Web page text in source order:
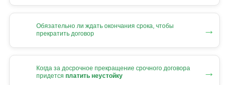
Обязательно ли ждать окончания срока, чтобы
прекратить договор
→
Когда за досрочное прекращение срочного договора
придется платить неустойку →